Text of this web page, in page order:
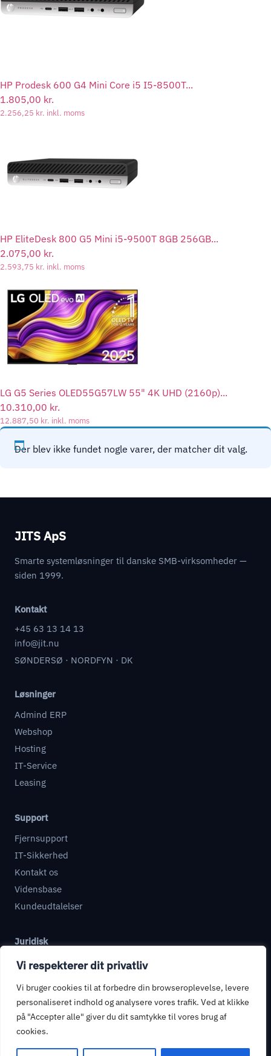
Vi respekterer dit privatliv
Vi bruger cookies til at forbedre din browseroplevelse, levere
personaliseret indhold og analysere vores trafik. Ved at klikke
på "Accepter alle" giver du dit samtykke til vores brug af
cookies.
HP Prodesk 600 G4 Mini Core i5 I5-8500T...
1.805,00 kr.
2.256,25 kr. inkl. moms
HP EliteDesk 800 G5 Mini i5-9500T 8GB 256GB...
2.075,00 kr.
2.593,75 kr. inkl. moms
LG G5 Series OLED55G57LW 55" 4K UHD (2160p)...
10.310,00 kr.
12.887,50 kr. inkl. moms
Der blev ikke fundet nogle varer, der matcher dit valg.
JITS ApS
Smarte systemløsninger til danske SMB-virksomheder —
siden 1999.
Kontakt
+45 63 13 14 13
info@jit.nu
SØNDERSØ · NORDFYN · DK
Løsninger
Admind ERP
Webshop
Hosting
IT-Service
Leasing
Support
Fjernsupport
IT-Sikkerhed
Kontakt os
Vidensbase
Kundeudtalelser
Juridisk
Databehandleraftale
Privatlivspolitik
Handelsbetingelser